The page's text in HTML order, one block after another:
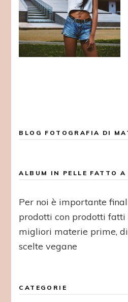
BLOG FOTOGRAFIA DI
ALBUM IN PELLE FATTO A
Per noi è importante
prodotti con prodotti fatti
migliori materie prime,
scelte vegane
CATEGORIE